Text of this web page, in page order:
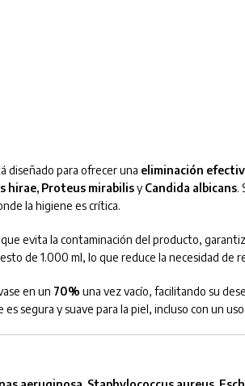
diseñado para ofrecer una eliminación
hirae, Proteus mirabilisyCandida albicans.
la higiene es crítica.
que evita la contaminación del producto,
de 1.000 ml, lo que reduce la necesidad de
en un 70% una vez vacío, facilitando su
es segura y suave para la piel, incluso con un